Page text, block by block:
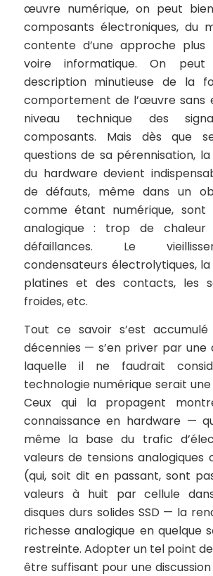
œuvre numérique, on peut
composants électroniques, du
contente d’une approche plus
voire informatique. On
description minutieuse de la
comportement de l’œuvre sans
niveau technique des
composants. Mais dès que
questions de sa pérennisation,
du hardware devient
de défauts, même dans un
comme étant numérique,
analogique : trop de chaleur
défaillances. Le
condensateurs électrolytiques,
platines et des contacts, les
froides, etc.
Tout ce savoir s’est
décennies — s’en priver par une
laquelle il ne faudrait
technologie numérique serait
Ceux qui la propagent
connaissance en hardware —
même la base du trafic
valeurs de tensions analogiques
(qui, soit dit en passant, sont
valeurs à huit par cellule
disques durs solides SSD — la
richesse analogique en quelque
restreinte. Adopter un tel point
être suffisant pour une